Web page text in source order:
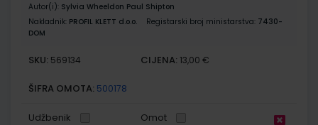
Autor(i): Sylvia Wheeldon Paul Shipton
Nakladnik: PROFIL KLETT d.o.o. Registarski broj ministarstva: 7430-
DOM
SKU: 569134 CIJENA: 13,00 €
ŠIFRA OMOTA: 500178
Udžbenik Omot